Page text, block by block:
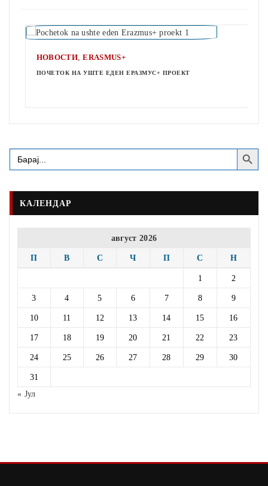
НОВОСТИ, ERASMUS+
ПОЧЕТОК НА УШТЕ ЕДЕН ЕРАЗМУС+ ПРОЕКТ
Search
for:
Search Button
КАЛЕНДАР
август 2026
П В С Ч П С Н
1 2
3 4 5 6 7 8 9
10 11 12 13 14 15 16
17 18 19 20 21 22 23
24 25 26 27 28 29 30
31
« Јул